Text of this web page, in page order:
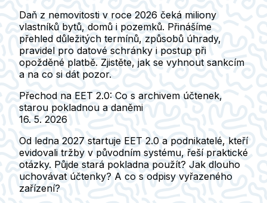
Daň z nemovitosti v roce 2026 čeká miliony
vlastníků bytů, domů i pozemků. Přinášíme
přehled důležitých termínů, způsobů úhrady,
pravidel pro datové schránky i postup při
opožděné platbě. Zjistěte, jak se vyhnout sankcím
a na co si dát pozor.
Přechod na EET 2.0: Co s archivem účtenek,
starou pokladnou a daněmi
16. 5. 2026
Od ledna 2027 startuje EET 2.0 a podnikatelé, kteří
evidovali tržby v původním systému, řeší praktické
otázky. Půjde stará pokladna použít? Jak dlouho
uchovávat účtenky? A co s odpisy vyřazeného
zařízení?